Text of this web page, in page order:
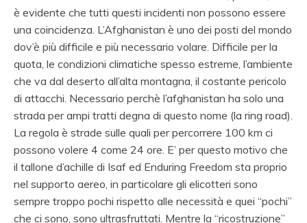
è evidente che tutti questi incidenti non possono essere
una coincidenza. L’Afghanistan è uno dei posti del mondo
dov’è più difficile e più necessario volare. Difficile per la
quota, le condizioni climatiche spesso estreme, l’ambiente
che va dal deserto all’alta montagna, il costante pericolo
di attacchi. Necessario perchè l’afghanistan ha solo una
strada per ampi tratti degna di questo nome (la ring road).
La regola è strade sulle quali per percorrere 100 km ci
possono volere 4 come 24 ore. E’ per questo motivo che
il tallone d’achille di Isaf ed Enduring Freedom sta proprio
nel supporto aereo, in particolare gli elicotteri sono
sempre troppo pochi rispetto alle necessità e quei “pochi”
che ci sono, sono ultrasfruttati. Mentre la “ricostruzione”